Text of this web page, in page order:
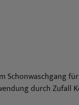
Schonwaschgang
durch Zufall